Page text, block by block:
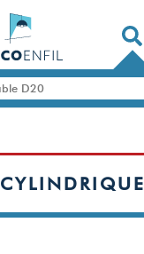
CYLINDRIQUE